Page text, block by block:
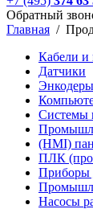
Обратный
Главная /
Кабели и
Датчики
Энкодеры
Системы
(HMI)
ПЛК
Приборы
Насосы